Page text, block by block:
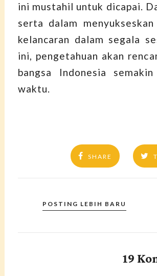
ini mustahil untuk dicapai.
serta dalam
kelancaran dalam segala
ini, pengetahuan akan
bangsa Indonesia
waktu.
SHARE
POSTING LEBIH BARU
19